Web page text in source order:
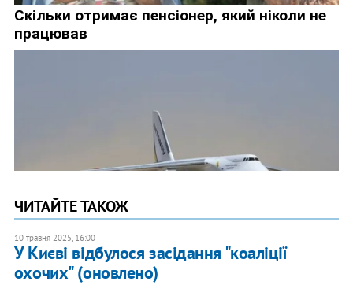
ЧИТАЙТЕ ТАКОЖ
10 травня 2025, 16:00
У Києві відбулося засідання "коаліції
охочих" (оновлено)